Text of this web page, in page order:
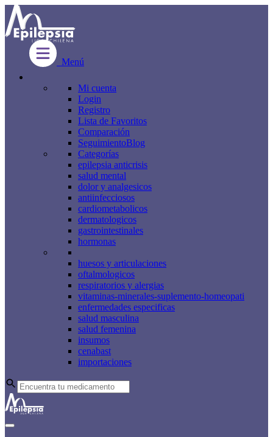
Menú
Mi cuenta
Login
Registro
Lista de Favoritos
Comparación
SeguimientoBlog
Categorías
epilepsia anticrisis
salud mental
dolor y analgesicos
antiinfecciosos
cardiometabolicos
dermatologicos
gastrointestinales
hormonas
huesos y articulaciones
oftalmologicos
respiratorios y alergias
vitaminas-minerales-suplemento-homeopati
enfermedades especificas
salud masculina
salud femenina
insumos
cenabast
importaciones